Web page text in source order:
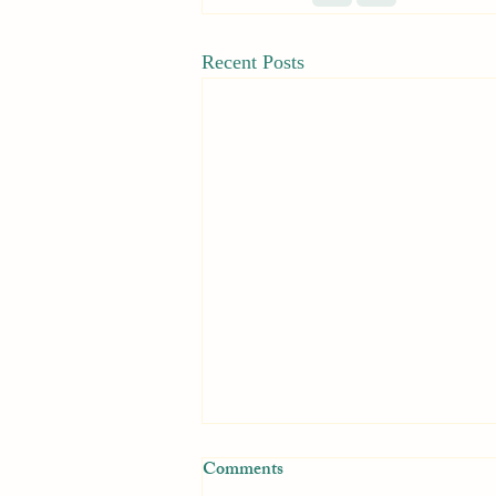
Recent Posts
Second Call for Submissions
Comments